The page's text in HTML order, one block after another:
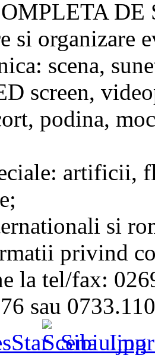
DE
si organizare
scena,
screen,
podina,
artificii,
si
privind
la tel/fax:
sau